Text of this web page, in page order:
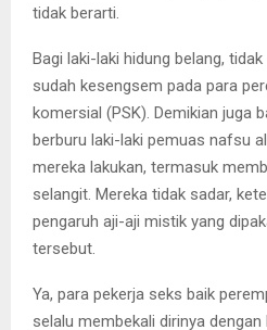
tidak berarti.
Bagi laki-laki hidung belang,
sudah kesengsem pada para
komersial (PSK). Demikian juga
berburu laki-laki pemuas nafsu
mereka lakukan, termasuk
selangit. Mereka tidak sadar,
pengaruh aji-aji mistik yang
tersebut.
Ya, para pekerja seks baik
selalu membekali dirinya